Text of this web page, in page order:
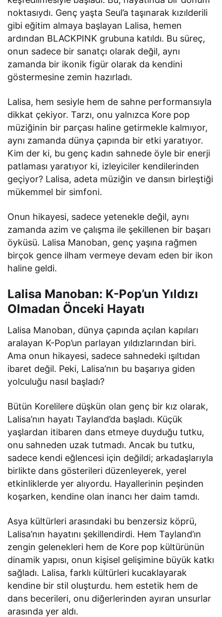
noktasıydı. Genç yaşta Seul’a taşınarak kızılderili
gibi eğitim almaya başlayan Lalisa, hemen
ardından BLACKPINK grubuna katıldı. Bu süreç,
onun sadece bir sanatçı olarak değil, aynı
zamanda bir ikonik figür olarak da kendini
göstermesine zemin hazırladı.
Lalisa, hem sesiyle hem de sahne performansıyla
dikkat çekiyor. Tarzı, onu yalnızca Kore pop
müziğinin bir parçası haline getirmekle kalmıyor,
aynı zamanda dünya çapında bir etki yaratıyor.
Kim der ki, bu genç kadın sahnede öyle bir enerji
patlaması yaratıyor ki, izleyiciler kendilerinden
geçiyor? Lalisa, adeta müziğin ve dansın birleştiği
mükemmel bir simfoni.
Onun hikayesi, sadece yetenekle değil, aynı
zamanda azim ve çalışma ile şekillenen bir başarı
öyküsü. Lalisa Manoban, genç yaşına rağmen
birçok gence ilham vermeye devam eden bir ikon
haline geldi.
Lalisa Manoban: K-Pop’un Yıldızı
Olmadan Önceki Hayatı
Lalisa Manoban, dünya çapında açılan kapıları
aralayan K-Pop’un parlayan yıldızlarından biri.
Ama onun hikayesi, sadece sahnedeki ışıltıdan
ibaret değil. Peki, Lalisa’nın bu başarıya giden
yolculuğu nasıl başladı?
Bütün Korelilere düşkün olan genç bir kız olarak,
Lalisa’nın hayatı Tayland’da başladı. Küçük
yaşlardan itibaren dans etmeye duyduğu tutku,
onu sahneden uzak tutmadı. Ancak bu tutku,
sadece kendi eğlencesi için değildi; arkadaşlarıyla
birlikte dans gösterileri düzenleyerek, yerel
etkinliklerde yer alıyordu. Hayallerinin peşinden
koşarken, kendine olan inancı her daim tamdı.
Asya kültürleri arasındaki bu benzersiz köprü,
Lalisa’nın hayatını şekillendirdi. Hem Tayland’ın
zengin gelenekleri hem de Kore pop kültürünün
dinamik yapısı, onun kişisel gelişimine büyük katkı
sağladı. Lalisa, farklı kültürleri kucaklayarak
kendine bir stil oluşturdu. hem estetik hem de
dans becerileri, onu diğerlerinden ayıran unsurlar
arasında yer aldı.